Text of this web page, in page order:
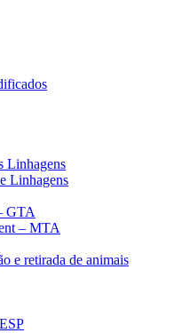
Linhagens
Linhagens
GTA
– MTA
e retirada de animais